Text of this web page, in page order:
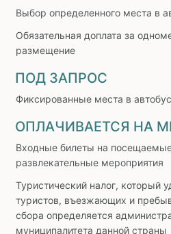
Выбор определенного места в
Обязательная доплата за
размещение
ПОД ЗАПРОС
Фиксированные места в
ОПЛАЧИВАЕТСЯ НА
Входные билеты на
развлекательные мероприятия
Туристический налог, который
туристов, въезжающих и
сбора определяется
муниципалитета данной страны